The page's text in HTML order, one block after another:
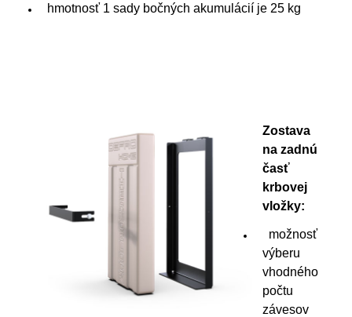
hmotnosť 1 sady bočných akumulácií je 25 kg
Zostava
na zadnú
časť
krbovej
vložky:
možnosť
výberu
vhodného
počtu
závesov